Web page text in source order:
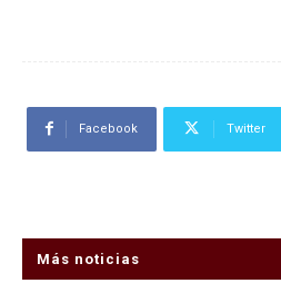
Facebook Twitter
Más noticias